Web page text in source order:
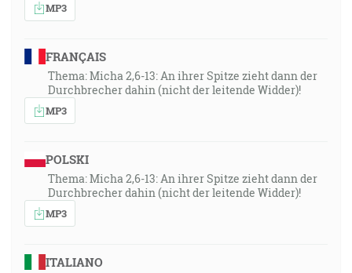
MP3
FRANÇAIS
Thema: Micha 2,6-13: An ihrer Spitze zieht dann der
Durchbrecher dahin (nicht der leitende Widder)!
MP3
POLSKI
Thema: Micha 2,6-13: An ihrer Spitze zieht dann der
Durchbrecher dahin (nicht der leitende Widder)!
MP3
ITALIANO